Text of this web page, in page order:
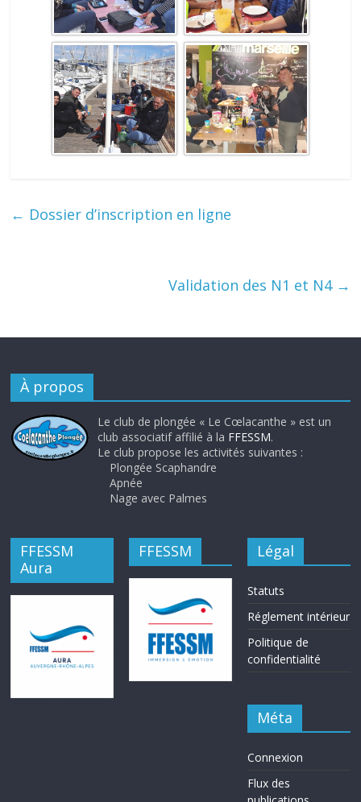
← Dossier d’inscription en ligne
Validation des N1 et N4 →
À propos
Le club de plongée « Le Cœlacanthe » est un
club associatif affilié à la FFESSM.
Le club propose les activités suivantes :
Plongée Scaphandre
Apnée
Nage avec Palmes
FFESSM
Aura
FFESSM Légal
Statuts
Réglement intérieur
Politique de
confidentialité
Méta
Connexion
Flux des